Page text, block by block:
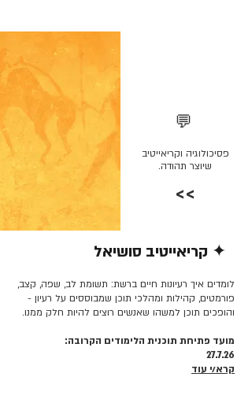
💬
פסיכולוגיה וקריאייטיב
שיוצר תהודה.
>>
✦ קריאייטיב סושיאל
לומדים איך רעיונות חיים ברשת: תשומת לב, שפה, קצב,
פורמטים, קהילות ומהלכי תוכן שמבוססים על רעיון -
והופכים תוכן למשהו שאנשים רוצים להיות חלק ממנו.
מועד פתיחת תוכנית הלימודים הקרובה:
27.7.26
קרא/י עוד